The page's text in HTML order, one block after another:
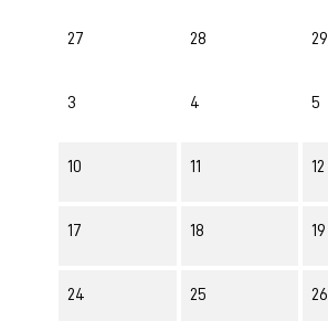
No hi ha cap activitat aquest mes
27 28 29
3 4 5
10 11 12
17 18 19
24 25 26